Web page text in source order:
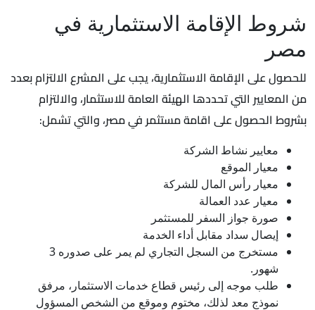
شروط الإقامة الاستثمارية في
مصر
للحصول على الإقامة الاستثمارية، يجب على المشرع الالتزام بعدد
من المعايير التي تحددها الهيئة العامة للاستثمار، والالتزام
بشروط الحصول على اقامة مستثمر في مصر، والتي تشمل:
معايير نشاط الشركة
معيار الموقع
معيار رأس المال للشركة
معيار عدد العمالة
صورة جواز السفر للمستثمر
إيصال سداد مقابل أداء الخدمة
مستخرج من السجل التجاري لم يمر على صدوره 3
شهور.
طلب موجه إلى رئيس قطاع خدمات الاستثمار، مرفق
نموذج معد لذلك، مختوم وموقع من الشخص المسؤول